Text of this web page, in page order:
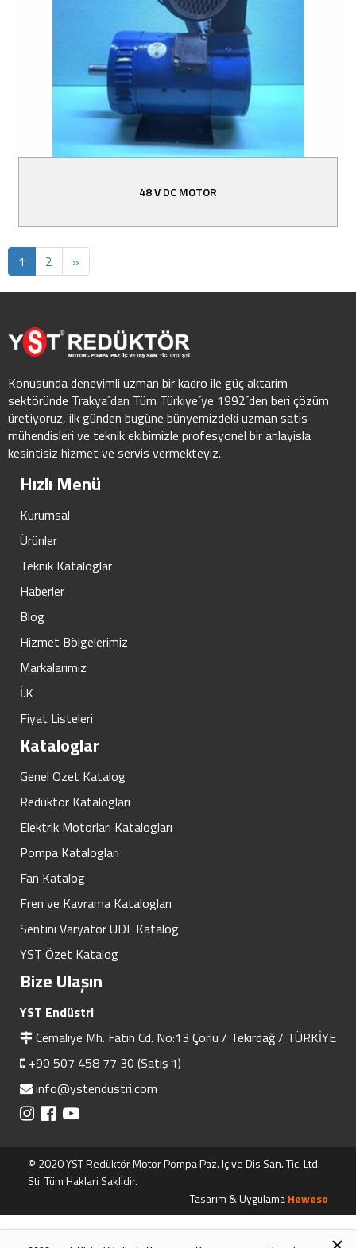
48 V DC MOTOR
1 2 »
Konusunda deneyimli uzman bir kadro ile güç aktarim
sektöründe Trakya´dan Tüm Türkiye´ye 1992´den beri çözüm
üretiyoruz, ilk günden bugüne bünyemizdeki uzman satis
mühendisleri ve teknik ekibimizle profesyonel bir anlayisla
kesintisiz hizmet ve servis vermekteyiz.
Hızlı Menü
Kurumsal
Ürünler
Teknik Kataloglar
Haberler
Blog
Hizmet Bölgelerimiz
Markalarımız
İ.K
Fiyat Listeleri
Kataloglar
Genel Ozet Katalog
Redüktör Katalogları
Elektrik Motorları Katalogları
Pompa Katalogları
Fan Katalog
Fren ve Kavrama Katalogları
Sentini Varyatör UDL Katalog
YST Özet Katalog
Bize Ulaşın
YST Endüstri
Cemaliye Mh. Fatih Cd. No:13 Çorlu / Tekirdağ / TÜRKİYE
+90 507 458 77 30 (Satış 1)
info@ystendustri.com
© 2020 YST Redüktör Motor Pompa Paz. Iç ve Dis San. Tic. Ltd.
Sti. Tüm Haklari Saklidir.
Tasarım & UygulamaHeweso